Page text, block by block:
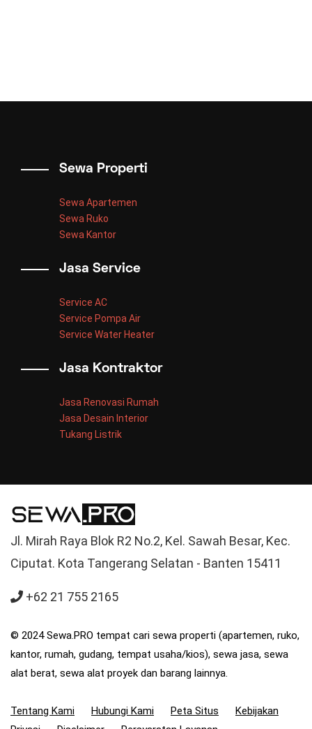
Sewa Properti
Sewa Apartemen
Sewa Ruko
Sewa Kantor
Jasa Service
Service AC
Service Pompa Air
Service Water Heater
Jasa Kontraktor
Jasa Renovasi Rumah
Jasa Desain Interior
Tukang Listrik
Jl. Mirah Raya Blok R2 No.2, Kel. Sawah Besar, Kec.
Ciputat. Kota Tangerang Selatan - Banten 15411
+62 21 755 2165
© 2024 Sewa.PRO tempat cari sewa properti (apartemen, ruko,
kantor, rumah, gudang, tempat usaha/kios), sewa jasa, sewa
alat berat, sewa alat proyek dan barang lainnya.
Tentang Kami Hubungi Kami Peta Situs
Kebijakan